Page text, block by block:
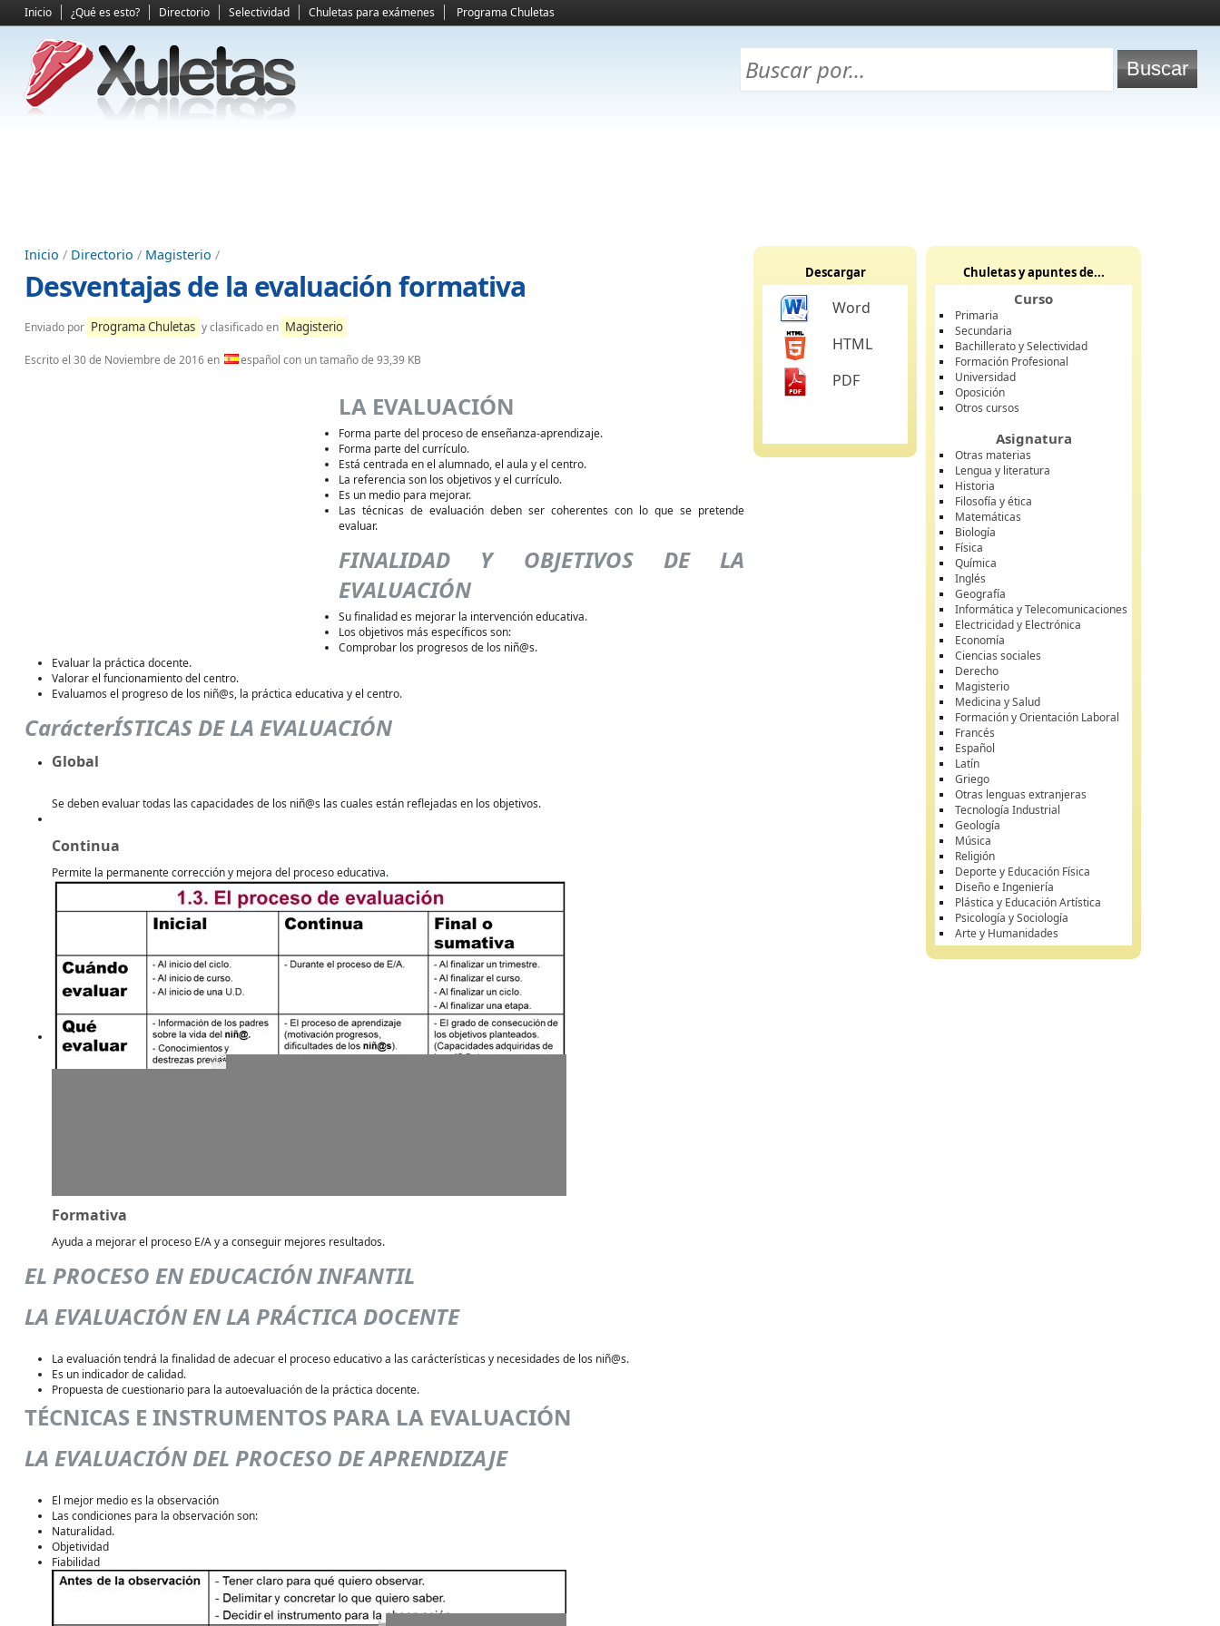
Inicio ¿Qué es esto? Directorio Selectividad Chuletas para exámenes Programa Chuletas
Inicio / Directorio / Magisterio /
Desventajas de la evaluación formativa
Enviado por Programa Chuletas y clasificado en Magisterio
Escrito el 30 de Noviembre de 2016en español con un tamaño de 93,39 KB
LA EVALUACIÓN
Forma parte del proceso de enseñanza-aprendizaje.
Forma parte del currículo.
Está centrada en el alumnado, el aula y el centro.
La referencia son los objetivos y el currículo.
Es un medio para mejorar.
Las técnicas de evaluación deben ser coherentes con lo que se pretende
evaluar.
FINALIDAD Y OBJETIVOS DE LA
EVALUACIÓN
Su finalidad es mejorar la intervención educativa.
Los objetivos más específicos son:
Comprobar los progresos de los niñ@s.
Evaluar la práctica docente.
Valorar el funcionamiento del centro.
Evaluamos el progreso de los niñ@s, la práctica educativa y el centro.
CarácterÍSTICAS DE LA EVALUACIÓN
Global
Se deben evaluar todas las capacidades de los niñ@s las cuales están reflejadas en los objetivos.
Continua
Permite la permanente corrección y mejora del proceso educativa.
Formativa
Ayuda a mejorar el proceso E/A y a conseguir mejores resultados.
EL PROCESO EN EDUCACIÓN INFANTIL
LA EVALUACIÓN EN LA PRÁCTICA DOCENTE
La evaluación tendrá la finalidad de adecuar el proceso educativo a las carácterísticas y necesidades de los niñ@s.
Es un indicador de calidad.
Propuesta de cuestionario para la autoevaluación de la práctica docente.
TÉCNICAS E INSTRUMENTOS PARA LA EVALUACIÓN
LA EVALUACIÓN DEL PROCESO DE APRENDIZAJE
El mejor medio es la observación
Las condiciones para la observación son:
Naturalidad.
Objetividad
Fiabilidad
Descargar
Word
HTML
PDF
Chuletas y apuntes de...
Curso
Primaria
Secundaria
Bachillerato y Selectividad
Formación Profesional
Universidad
Oposición
Otros cursos
Asignatura
Otras materias
Lengua y literatura
Historia
Filosofía y ética
Matemáticas
Biología
Física
Química
Inglés
Geografía
Informática y Telecomunicaciones
Electricidad y Electrónica
Economía
Ciencias sociales
Derecho
Magisterio
Medicina y Salud
Formación y Orientación Laboral
Francés
Español
Latín
Griego
Otras lenguas extranjeras
Tecnología Industrial
Geología
Música
Religión
Deporte y Educación Física
Diseño e Ingeniería
Plástica y Educación Artística
Psicología y Sociología
Arte y Humanidades